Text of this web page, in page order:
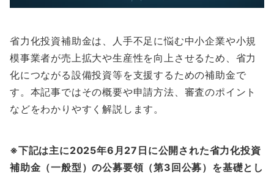
省力化投資補助金は、人手不足に悩む中小企業や小規
模事業者が売上拡大や生産性を向上させるため、省力
化につながる設備投資等を支援するための補助金で
す。本記事ではその概要や申請方法、審査のポイント
などをわかりやすく解説します。
※下記は主に2025年6月27日に公開された省力化投資
補助金（一般型）の公募要領（第3回公募）を基礎とし